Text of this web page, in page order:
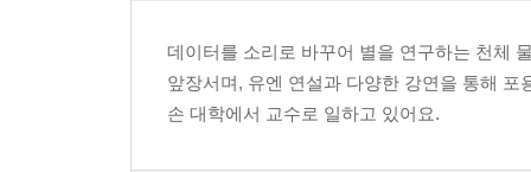
데이터를 소리로 바꾸어 별을 연구하는 천체
앞장서며, 유엔 연설과 다양한 강연을 통해
손 대학에서 교수로 일하고 있어요.